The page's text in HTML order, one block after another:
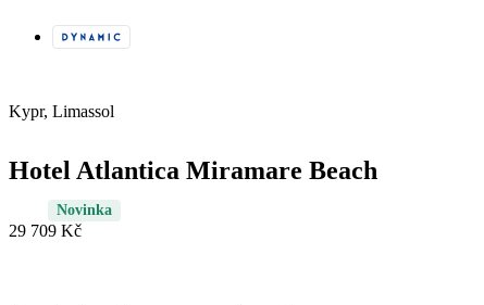
Kypr, Limassol
Hotel Atlantica Miramare Beach
Novinka
29 709 Kč